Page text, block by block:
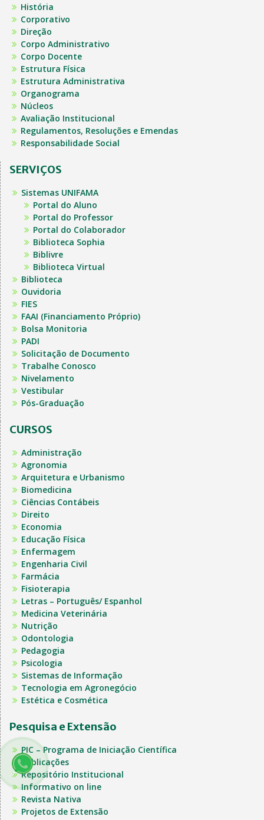
História
Corporativo
Direção
Corpo Administrativo
Corpo Docente
Estrutura Física
Estrutura Administrativa
Organograma
Núcleos
Avaliação Institucional
Regulamentos, Resoluções e Emendas
Responsabilidade Social
SERVIÇOS
Sistemas UNIFAMA
Portal do Aluno
Portal do Professor
Portal do Colaborador
Biblioteca Sophia
Biblivre
Biblioteca Virtual
Biblioteca
Ouvidoria
FIES
FAAI (Financiamento Próprio)
Bolsa Monitoria
PADI
Solicitação de Documento
Trabalhe Conosco
Nivelamento
Vestibular
Pós-Graduação
CURSOS
Administração
Agronomia
Arquitetura e Urbanismo
Biomedicina
Ciências Contábeis
Direito
Economia
Educação Física
Enfermagem
Engenharia Civil
Farmácia
Fisioterapia
Letras – Português/ Espanhol
Medicina Veterinária
Nutrição
Odontologia
Pedagogia
Psicologia
Sistemas de Informação
Tecnologia em Agronegócio
Estética e Cosmética
Pesquisa e Extensão
PIC – Programa de Iniciação Científica
Publicações
Repositório Institucional
Informativo on line
Revista Nativa
Projetos de Extensão